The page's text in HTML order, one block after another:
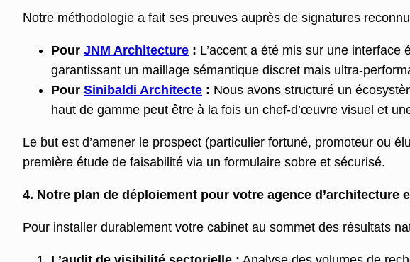
Notre méthodologie a fait ses preuves auprès de signatures
Pour JNM Architecture : L’accent a été mis sur une
garantissant un maillage sémantique discret mais ultra-
Pour Sinibaldi Architecte : Nous avons structuré un
haut de gamme peut être à la fois un chef-d’œuvre visuel et
Le but est d’amener le prospect (particulier fortuné, promoteur ou
première étude de faisabilité via un formulaire sobre et sécurisé.
4. Notre plan de déploiement pour votre agence d’architecture
Pour installer durablement votre cabinet au sommet des résultats